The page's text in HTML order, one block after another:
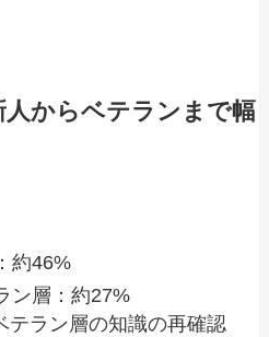
人からベテランまで幅
約46%
ン層：約27%
テラン層の知識の再確認